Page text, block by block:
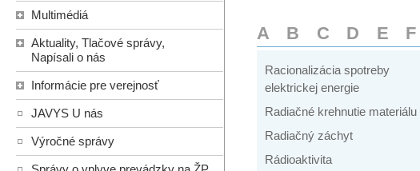
Multimédiá
Aktuality, Tlačové správy,
Napísali o nás
Informácie pre verejnosť
JAVYS U nás
Výročné správy
A B C D E F
Racionalizácia spotreby
elektrickej energie
Radiačné krehnutie materiálu
Radiačný záchyt
Rádioaktivita